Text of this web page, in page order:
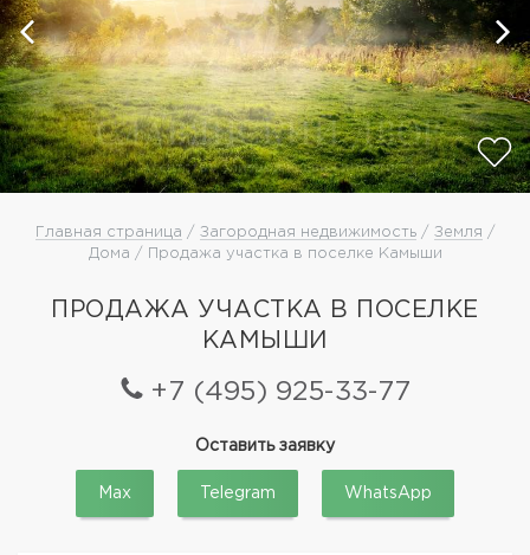
Главная страница / Загородная недвижимость/ Земля /
Дома / Продажа участка в поселке Камыши
ПРОДАЖА УЧАСТКА В ПОСЕЛКЕ
КАМЫШИ
+7 (495) 925-33-77
Оставить заявку
Max Telegram WhatsApp